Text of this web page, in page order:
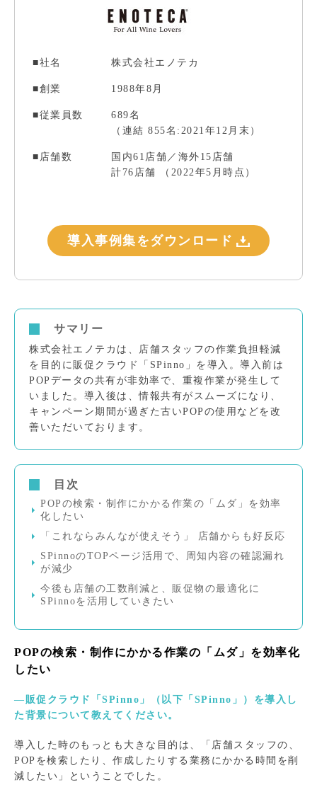
■社名 株式会社エノテカ
■創業 1988年8月
■従業員数
689名
（連結 855名:2021年12月末）
■店舗数
国内61店舗／海外15店舗
計76店舗 （2022年5月時点）
導入事例集をダウンロード
サマリー
株式会社エノテカは、店舗スタッフの作業負担軽減
を目的に販促クラウド「SPinno」を導入。導入前は
POPデータの共有が非効率で、重複作業が発生して
いました。導入後は、情報共有がスムーズになり、
キャンペーン期間が過ぎた古いPOPの使用などを改
善いただいております。
目次
POPの検索・制作にかかる作業の「ムダ」を効率
化したい
「これならみんなが使えそう」 店舗からも好反応
SPinnoのTOPページ活用で、周知内容の確認漏れ
が減少
今後も店舗の工数削減と、販促物の最適化に
SPinnoを活用していきたい
POPの検索・制作にかかる作業の「ムダ」を効率化
したい
―販促クラウド「SPinno」（以下「SPinno」）を導入し
た背景について教えてください。
導入した時のもっとも大きな目的は、「店舗スタッフの、
POPを検索したり、作成したりする業務にかかる時間を削
減したい」ということでした。